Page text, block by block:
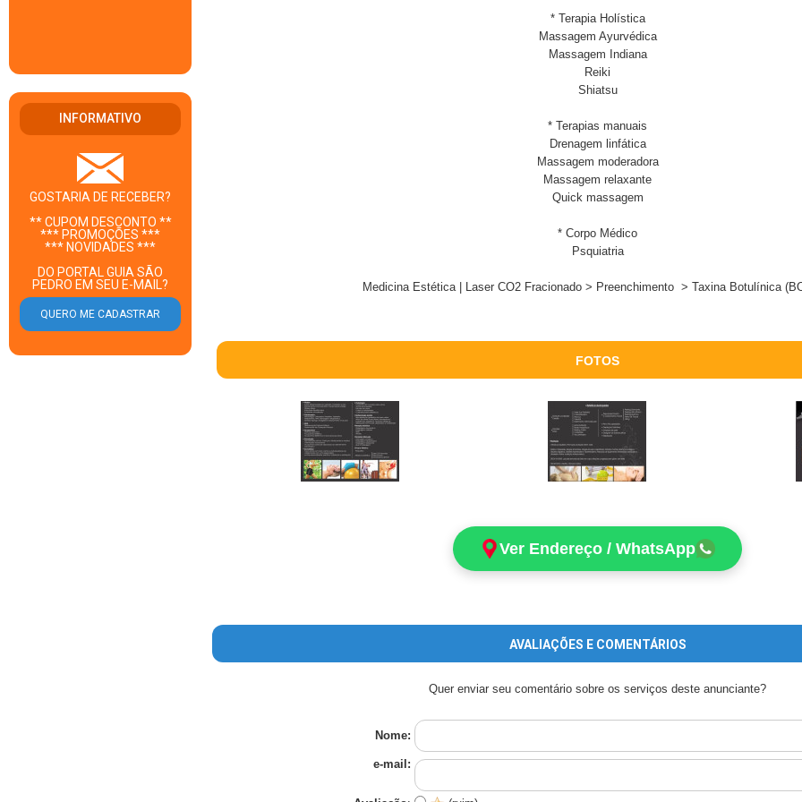
INFORMATIVO
GOSTARIA DE RECEBER?
** CUPOM DESCONTO **
*** PROMOÇÕES ***
*** NOVIDADES ***
DO PORTAL GUIA SÃO
PEDRO EM SEU E-MAIL?
* Terapia Holística
Massagem Ayurvédica
Massagem Indiana
Reiki
Shiatsu
* Terapias manuais
Drenagem linfática
Massagem moderadora
Massagem relaxante
Quick massagem
* Corpo Médico
Psquiatria
Medicina Estética | Laser CO2 Fracionado > Preenchimento > Taxina Botulínica
FOTOS
Ver Endereço / WhatsApp
AVALIAÇÕES E COMENTÁRIOS
Quer enviar seu comentário sobre os serviços deste anunciante?
Nome:
e-mail: